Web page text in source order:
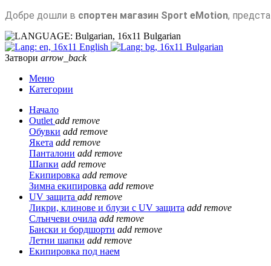
Добре дошли в спортен магазин Sport eMotion,
Bulgarian
English
Bulgarian
Затвори arrow_back
Меню
Категории
Начало
Outlet add remove
Обувки add remove
Якета add remove
Панталони add remove
Шапки add remove
Екипировка add remove
Зимна екипировка add remove
UV защита add remove
Ликри, клинове и блузи с UV защита add remove
Слънчеви очила add remove
Бански и бордшорти add remove
Летни шапки add remove
Екипировка под наем